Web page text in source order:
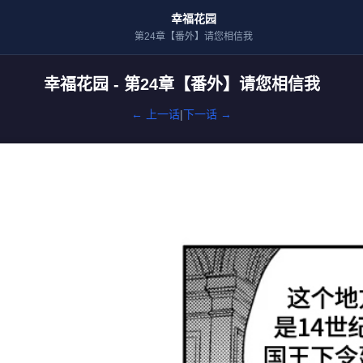
幸福花园
第24章【番外】请您相信我
幸福花园 - 第24章【番外】请您相信我
← 上一话|下一话 →